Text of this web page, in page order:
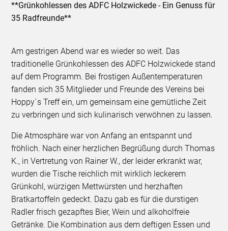
**Grünkohlessen des ADFC Holzwickede - Ein Genuss für
35 Radfreunde**
Am gestrigen Abend war es wieder so weit. Das
traditionelle Grünkohlessen des ADFC Holzwickede stand
auf dem Programm. Bei frostigen Außentemperaturen
fanden sich 35 Mitglieder und Freunde des Vereins bei
Hoppy´s Treff ein, um gemeinsam eine gemütliche Zeit
zu verbringen und sich kulinarisch verwöhnen zu lassen.
Die Atmosphäre war von Anfang an entspannt und
fröhlich. Nach einer herzlichen Begrüßung durch Thomas
K., in Vertretung von Rainer W., der leider erkrankt war,
wurden die Tische reichlich mit wirklich leckerem
Grünkohl, würzigen Mettwürsten und herzhaften
Bratkartoffeln gedeckt. Dazu gab es für die durstigen
Radler frisch gezapftes Bier, Wein und alkoholfreie
Getränke. Die Kombination aus dem deftigen Essen und